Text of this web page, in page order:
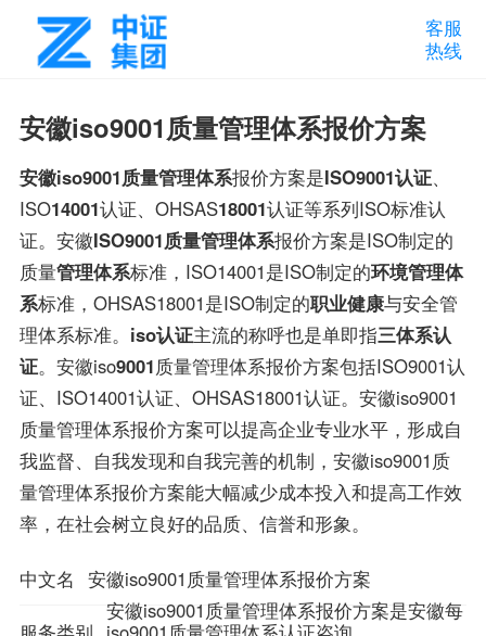
客服
热线
安徽iso9001质量管理体系报价方案
安徽iso9001质量管理体系报价方案是ISO9001认证、
ISO14001认证、OHSAS18001认证等系列ISO标准认
证。安徽ISO9001质量管理体系报价方案是ISO制定的
质量管理体系标准，ISO14001是ISO制定的环境管理体
系标准，OHSAS18001是ISO制定的职业健康与安全管
理体系标准。 iso认证主流的称呼也是单即指三体系认
证。安徽iso9001质量管理体系报价方案包括ISO9001认
证、ISO14001认证、OHSAS18001认证。安徽iso9001
质量管理体系报价方案可以提高企业专业水平，形成自
我监督、自我发现和自我完善的机制，安徽iso9001质
量管理体系报价方案能大幅减少成本投入和提高工作效
率，在社会树立良好的品质、信誉和形象。
中文名 安徽iso9001质量管理体系报价方案
安徽iso9001质量管理体系报价方案是安徽每